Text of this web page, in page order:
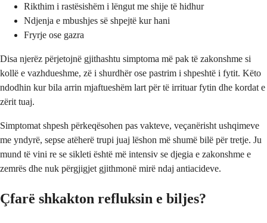
Rikthim i rastësishëm i lëngut me shije të hidhur
Ndjenja e mbushjes së shpejtë kur hani
Fryrje ose gazra
Disa njerëz përjetojnë gjithashtu simptoma më pak të zakonshme si
kollë e vazhdueshme, zë i shurdhër ose pastrim i shpeshtë i fytit. Këto
ndodhin kur bila arrin mjaftueshëm lart për të irrituar fytin dhe kordat e
zërit tuaj.
Simptomat shpesh përkeqësohen pas vakteve, veçanërisht ushqimeve
me yndyrë, sepse atëherë trupi juaj lëshon më shumë bilë për tretje. Ju
mund të vini re se sikleti është më intensiv se djegia e zakonshme e
zemrës dhe nuk përgjigjet gjithmonë mirë ndaj antiacideve.
Çfarë shkakton refluksin e biljes?